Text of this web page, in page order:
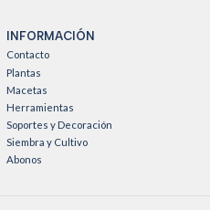
INFORMACIÓN
Contacto
Plantas
Macetas
Herramientas
Soportes y Decoración
Siembra y Cultivo
Abonos